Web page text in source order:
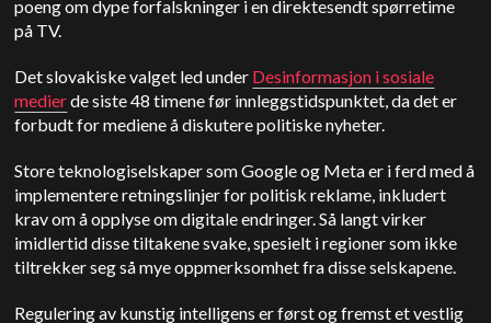
poeng om dype forfalskninger i en direktesendt spørretime
på TV.
Det slovakiske valget led under Desinformasjon i sosiale
medierde siste 48 timene før innleggstidspunktet, da det er
forbudt for mediene å diskutere politiske nyheter.
Store teknologiselskaper som Google og Meta er i ferd med å
implementere retningslinjer for politisk reklame, inkludert
krav om å opplyse om digitale endringer. Så langt virker
imidlertid disse tiltakene svake, spesielt i regioner som ikke
tiltrekker seg så mye oppmerksomhet fra disse selskapene.
Regulering av kunstig intelligens er først og fremst et vestlig